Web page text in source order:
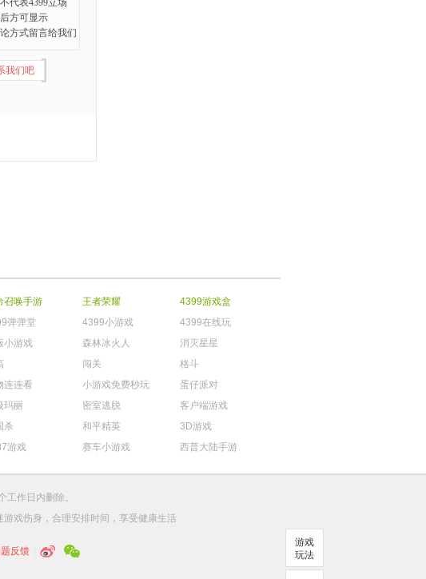
召唤手游 王者荣耀
4399游戏盒
弹弹堂 4399小游戏
4399在线玩
小游戏 森林冰火人
消灭星星
闯关
格斗
连连看 小游戏免费秒玩
蛋仔派对
玛丽 密室逃脱
客户端游戏
杀 和平精英
3D游戏
游戏 赛车小游戏 西普大陆手游
游戏
玩法
工作日内删除。
戏伤身，合理安排时间，享受健康生活
反馈